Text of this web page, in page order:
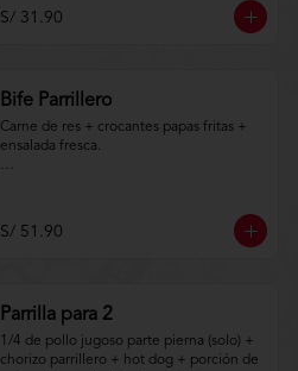
m/TYCGenerales
S/ 31.90
Bife Parrillero
Carne de res + crocantes papas fritas +
ensalada fresca.
m/TYCGenerales
S/ 51.90
Parrilla para 2
1/4 de pollo jugoso parte pierna (solo) +
chorizo parrillero + hot dog + porción de